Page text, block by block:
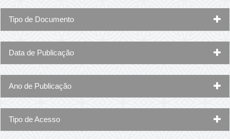
Tipo de Documento
Data de Publicação
Ano de Publicação
Tipo de Acesso